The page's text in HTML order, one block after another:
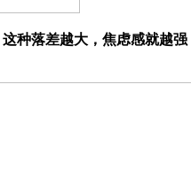
种落差越大，焦虑感就越强